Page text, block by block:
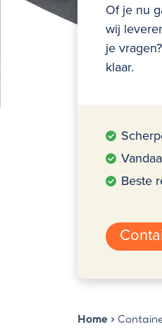
Of je nu
wij
je
klaar.
Beste
Home >